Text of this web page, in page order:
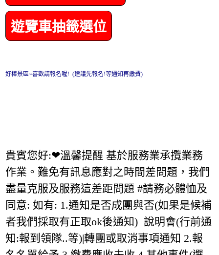
遊覽車抽籤選位
好棒景區~喜歡請報名喔! (建議先報名!等通知再繳費)
貴賓您好:❤溫馨提醒 基於服務業承攬業務
作業。難免有訊息應對之時間差問題，我們
盡量克服及服務這差距問題 #請務必體恤及
同意: 如有: 1.通知是否成團與否(如果是候補
者我們採取有正取ok後通知) 說明會(行前通
知:報到領隊..等)|轉團或取消事項通知 2.報